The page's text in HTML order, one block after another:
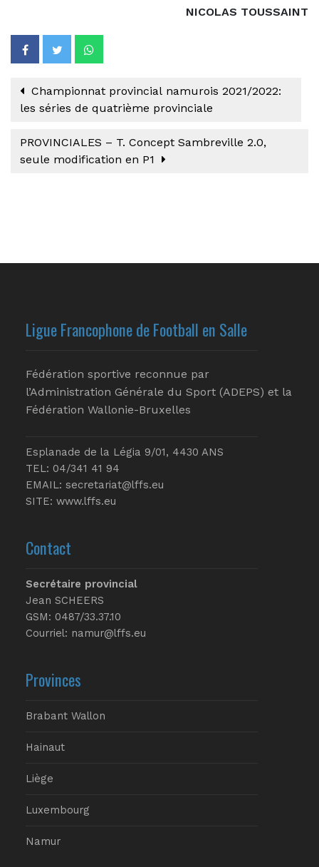
NICOLAS TOUSSAINT
Championnat provincial namurois 2021/2022:
les séries de quatrième provinciale
PROVINCIALES – T. Concept Sambreville 2.0,
seule modification en P1
Ligue Francophone de Football en Salle
Fédération sportive reconnue par
l’Administration Générale du Sport (ADEPS) et la
Fédération Wallonie-Bruxelles
Esplanade de la Légia 9/01, 4430 ANS
TEL: 04/341 41 94
EMAIL: secretariat@lffs.eu
SITE: www.lffs.eu
Contact
Secrétaire provincial
Jean SCHEERS
GSM: 0487/33.37.10
Courriel: namur@lffs.eu
Provinces
Brabant Wallon
Hainaut
Liège
Luxembourg
Namur